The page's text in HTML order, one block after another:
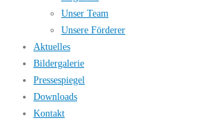
Unser Team
Unsere Förderer
Aktuelles
Bildergalerie
Pressespiegel
Downloads
Kontakt